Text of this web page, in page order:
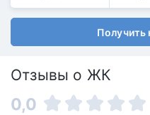
Получить
Отзывы о ЖК
0,0